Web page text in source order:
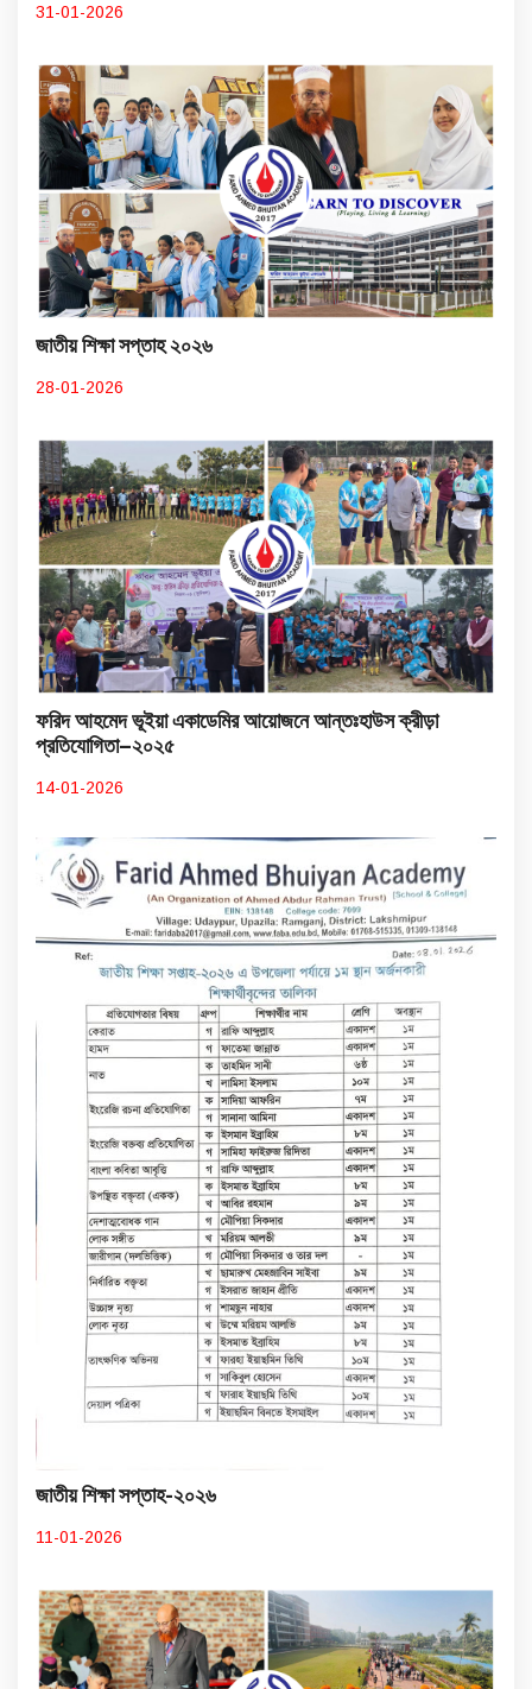
31-01-2026
জাতীয় শিক্ষা সপ্তাহ ২০২৬
28-01-2026
ফরিদ আহমেদ ভূইয়া একাডেমির আয়োজনে আন্তঃহাউস ক্রীড়া
প্রতিযোগিতা–২০২৫
14-01-2026
জাতীয় শিক্ষা সপ্তাহ-২০২৬
11-01-2026